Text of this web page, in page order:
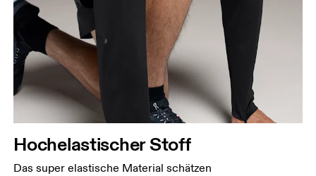
Hochelastischer Stoff
Das super elastische Material schätzen